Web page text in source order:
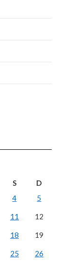
S
D
4 5
11 12
18 19
25 26